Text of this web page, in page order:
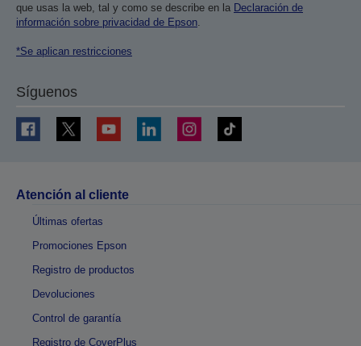
que usas la web, tal y como se describe en la Declaración de
información sobre privacidad de Epson
*Se aplican restricciones
Síguenos
Atención al cliente
Últimas ofertas
Promociones Epson
Registro de productos
Devoluciones
Control de garantía
Registro de CoverPlus